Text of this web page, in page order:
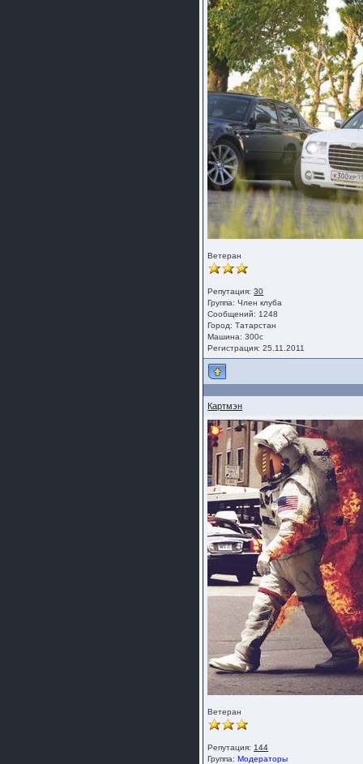
Ветеран
Репутация:30
Группа:Член клуба
Сообщений: 1248
Город: Татарстан
Машина: 300с
Регистрация: 25.11.2011
Картмэн
Ветеран
Репутация: 144
Группа:Модераторы